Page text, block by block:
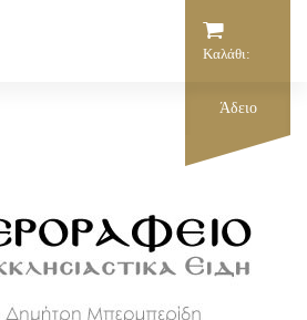
Καλάθι:
Άδειο